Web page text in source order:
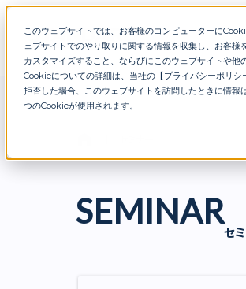
このウェブサイトでは、お客様のコンピューターに
ェブサイトでのやり取りに関する情報を収集し、お客
カスタマイズすること、ならびにこのウェブサイトや他
Cookieについての詳細は、当社の【プライバシーポリシ
拒否した場合、このウェブサイトを訪問したときに情
つのCookieが使用されます。
Warning: Undefined array key "term" in
SEMINAR
セ